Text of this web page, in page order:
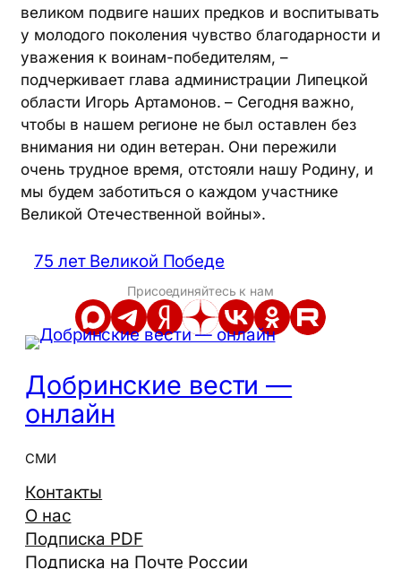
великом подвиге наших предков и воспитывать
у молодого поколения чувство благодарности и
уважения к воинам-победителям, –
подчеркивает глава администрации Липецкой
области Игорь Артамонов. – Сегодня важно,
чтобы в нашем регионе не был оставлен без
внимания ни один ветеран. Они пережили
очень трудное время, отстояли нашу Родину, и
мы будем заботиться о каждом участнике
Великой Отечественной войны».
75 лет Великой Победе
Присоединяйтесь к нам
Добринские вести —
онлайн
СМИ
Контакты
О нас
Подписка PDF
Подписка на Почте России